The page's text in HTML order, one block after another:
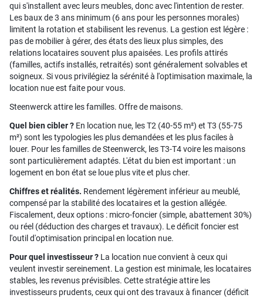
qui s'installent avec leurs meubles, donc avec l'intention de rester.
Les baux de 3 ans minimum (6 ans pour les personnes morales)
limitent la rotation et stabilisent les revenus. La gestion est légère :
pas de mobilier à gérer, des états des lieux plus simples, des
relations locataires souvent plus apaisées. Les profils attirés
(familles, actifs installés, retraités) sont généralement solvables et
soigneux. Si vous privilégiez la sérénité à l'optimisation maximale, la
location nue est faite pour vous.
Steenwerck attire les familles. Offre de maisons.
Quel bien cibler ? En location nue, les T2 (40-55 m²) et T3 (55-75
m²) sont les typologies les plus demandées et les plus faciles à
louer. Pour les familles de Steenwerck, les T3-T4 voire les maisons
sont particulièrement adaptés. L'état du bien est important : un
logement en bon état se loue plus vite et plus cher.
Chiffres et réalités. Rendement légèrement inférieur au meublé,
compensé par la stabilité des locataires et la gestion allégée.
Fiscalement, deux options : micro-foncier (simple, abattement 30%)
ou réel (déduction des charges et travaux). Le déficit foncier est
l'outil d'optimisation principal en location nue.
Pour quel investisseur ? La location nue convient à ceux qui
veulent investir sereinement. La gestion est minimale, les locataires
stables, les revenus prévisibles. Cette stratégie attire les
investisseurs prudents, ceux qui ont des travaux à financer (déficit